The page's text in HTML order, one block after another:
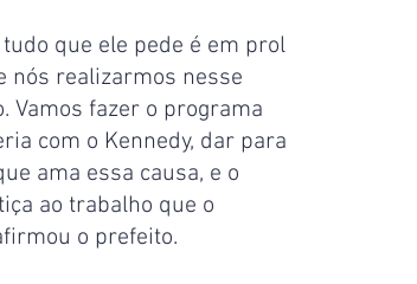
que ele pede é em prol
nós realizarmos nesse
Vamos fazer o programa
com o Kennedy, dar para
ama essa causa, e o
ao trabalho que o
o prefeito.